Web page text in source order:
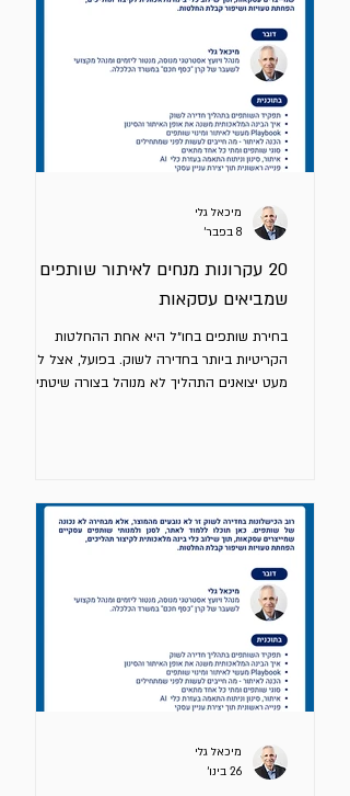
העתידיים - רק משום שהוא מגלה עניין. עניין
ראשוני מצד גורם מתורגם בטעות ליכולת. הצהרת
כוונה נתפסת כהתחייב
20 עקרונות מנחים לאיתור שותפים
שמביאים עסקאות
בחירת שותפים בחו״ל היא אחת ההחלטות
הקריטיות ביותר בחדירה לשוק. בפועל, אצל לא
מעט יצואנים התהליך לא מנוהל בצורה שיטתית
בוחרים שוק בתהליך יזום ורק אח"כ שותף. פנייה
השוק והערוצים לפני בחירת שותף השקיעו מאמץ
בלימוד שוק היעד ל
מיכאל גלי
8 בפבר׳
מיכאל גלי
26 בינו׳